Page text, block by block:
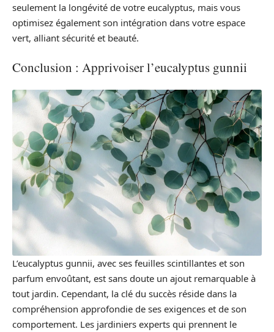
seulement la longévité de votre eucalyptus, mais vous
optimisez également son intégration dans votre espace
vert, alliant sécurité et beauté.
Conclusion : Apprivoiser l’eucalyptus gunnii
L’eucalyptus gunnii, avec ses feuilles scintillantes et son
parfum envoûtant, est sans doute un ajout remarquable à
tout jardin. Cependant, la clé du succès réside dans la
compréhension approfondie de ses exigences et de son
comportement. Les jardiniers experts qui prennent le